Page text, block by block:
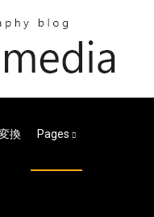
換 Pages